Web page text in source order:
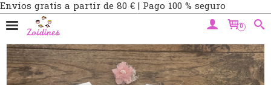
Envios gratis a partir de 80 € | Pago 100 % seguro
0